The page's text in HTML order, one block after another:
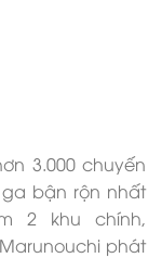
3.000 chuyến
bận rộn nhất
2 khu chính,
phát